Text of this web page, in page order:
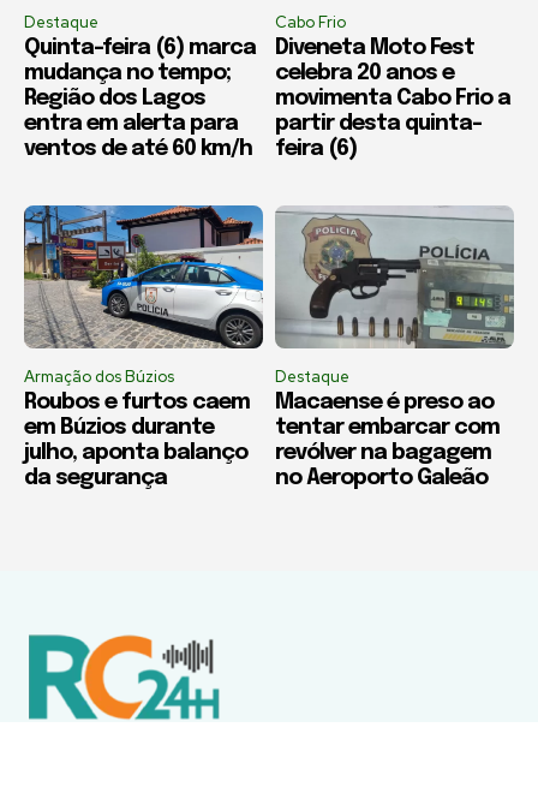
Destaque
Quinta-feira (6) marca
mudança no tempo;
Região dos Lagos
entra em alerta para
ventos de até 60 km/h
Cabo Frio
Diveneta Moto Fest
celebra 20 anos e
movimenta Cabo Frio a
partir desta quinta-
feira (6)
Armação dos Búzios
Roubos e furtos caem
em Búzios durante
julho, aponta balanço
da segurança
Destaque
Macaense é preso ao
tentar embarcar com
revólver na bagagem
no Aeroporto Galeão